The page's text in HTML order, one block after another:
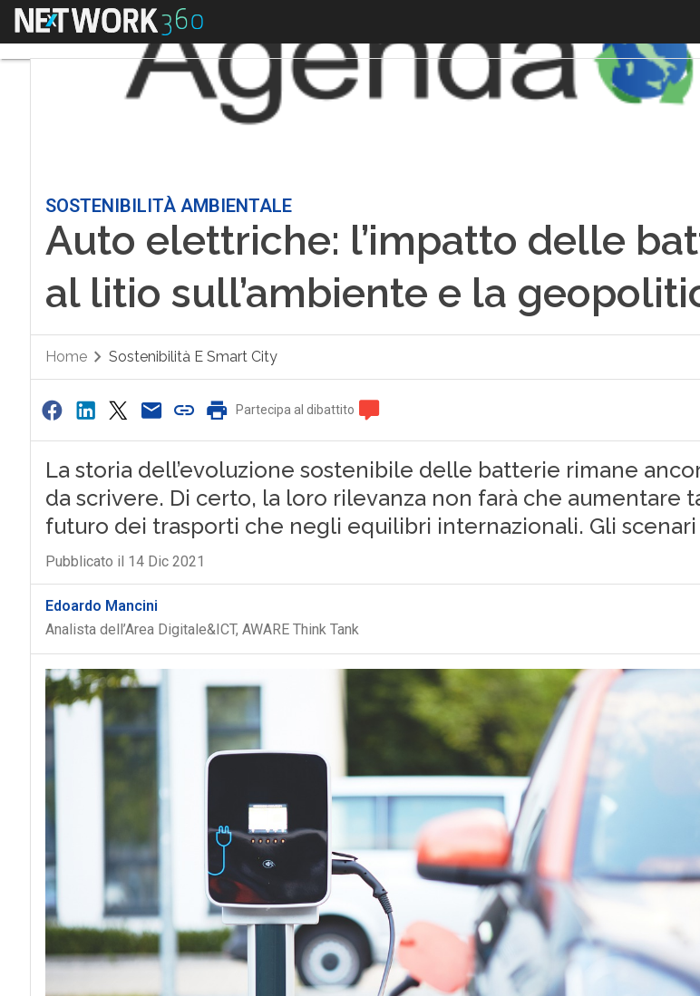
Menu
SOSTENIBILITÀ AMBIENTALE
Auto elettriche: l’impatto delle
al litio sull’ambiente e la
Home Sostenibilità E Smart City
Partecipa al dibattito
La storia dell’evoluzione sostenibile delle batterie rimane
da scrivere. Di certo, la loro rilevanza non farà che aumentare
futuro dei trasporti che negli equilibri internazionali. Gli scenari
Pubblicato il 14 Dic 2021
Edoardo Mancini
Analista dell’Area Digitale&ICT, AWARE Think Tank